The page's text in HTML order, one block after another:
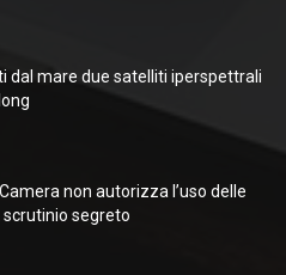
dal mare due satelliti iperspettrali
non autorizza l’uso delle
scrutinio segreto